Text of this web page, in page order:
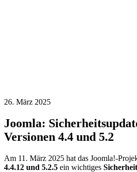
26. März 2025
Joomla:
Versionen 4.4 und 5.2
Am 11. März 2025 hat das Joomla!-
4.4.12 und 5.2.5 ein wichtiges